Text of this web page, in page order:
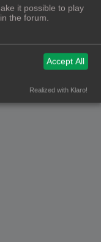
it possible to play
the forum.
Accept All
Realized with Klaro!